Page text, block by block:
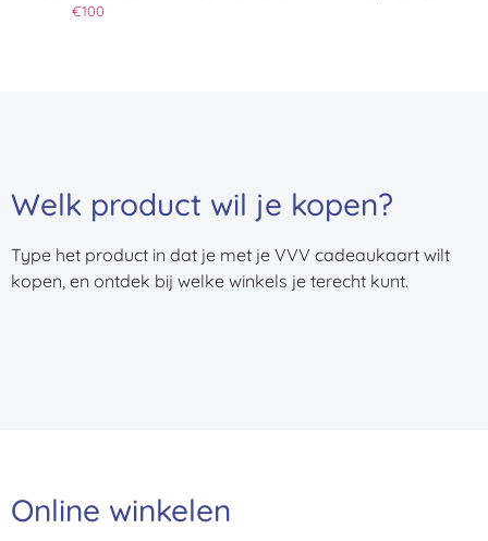
€100
Welk product wil je kopen?
Type het product in dat je met je VVV cadeaukaart wilt
kopen, en ontdek bij welke winkels je terecht kunt.
Online winkelen